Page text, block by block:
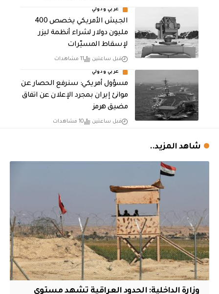
عربي ودولي
الجيش الأمريكي يخصص 400
مليون دولار لشراء أنظمة ليزر
لإسقاط المسيّرات
قبل ساعتين 11 مشاهدات
عربي ودولي
مسؤول أمريكي: سنرفع الحصار عن
موانئ إيران بمجرد الإعلان عن اتفاق
مضيق هرمز
قبل ساعتين 10 مشاهدات
شاهد المزيد..
وزارة الداخلية: الحدود العراقية تشهد مستوى